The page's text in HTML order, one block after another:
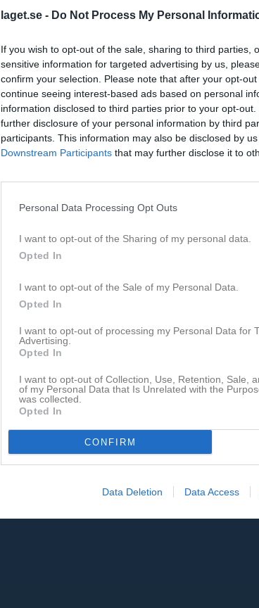
laget.se - Do Not Process My Personal
If you wish to opt-out of the sale, sharing to third parties,
sensitive information for targeted advertising by us,
confirm your selection. Please note that after your opt-
continue seeing interest-based ads based on personal
information disclosed to third parties prior to your opt-
further disclosure of your personal information by third
participants. This information may also be disclosed by
Downstream Participants that may further disclose it to
Personal Data Processing Opt Outs
I want to opt-out of the Sharing of my personal data.
Opted In
I want to opt-out of the Sale of my Personal Data.
Opted In
I want to opt-out of processing my Personal Data for
Advertising.
Opted In
I want to opt-out of Collection, Use, Retention, Sale,
of my Personal Data that Is Unrelated with the
was collected.
Opted In
CONFIRM
Data Deletion Data Access